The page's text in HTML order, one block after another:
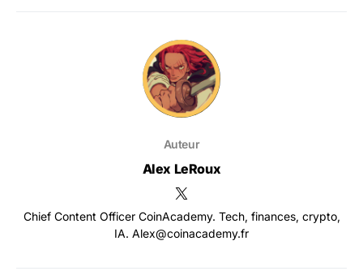
Auteur
Alex LeRoux
Chief Content Officer CoinAcademy. Tech, finances, crypto,
IA. Alex@coinacademy.fr